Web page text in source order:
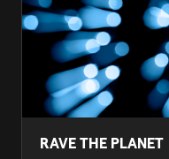
RAVE THE PLANET